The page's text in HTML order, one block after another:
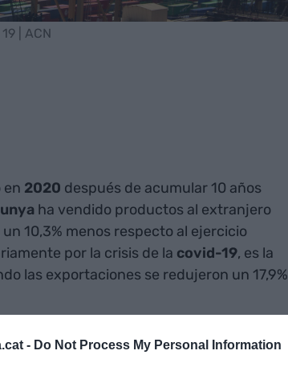
- Do Not Process My Personal Information
| ACN
en 2020 después de acumular 10 años
ha vendido productos al extranjero
10,3% menos respecto al ejercicio
por la crisis de la covid-19, es la
las exportaciones se redujeron un 17,9%
el Ministerio de Industria, las ventas al